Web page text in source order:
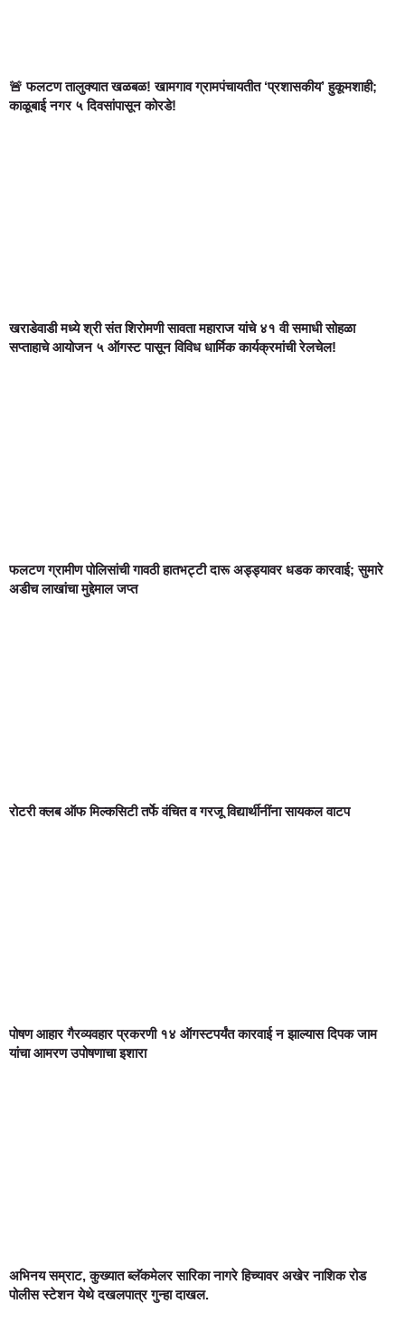
🚨 फलटण तालुक्यात खळबळ! खामगाव ग्रामपंचायतीत ‘प्रशासकीय’ हुकूमशाही;
काळूबाई नगर ५ दिवसांपासून कोरडे!
खराडेवाडी मध्ये श्री संत शिरोमणी सावता महाराज यांचे ४१ वी समाधी सोहळा
सप्ताहाचे आयोजन ५ ऑगस्ट पासून विविध धार्मिक कार्यक्रमांची रेलचेल!
फलटण ग्रामीण पोलिसांची गावठी हातभट्टी दारू अड्ड्यावर धडक कारवाई; सुमारे
अडीच लाखांचा मुद्देमाल जप्त
रोटरी क्लब ऑफ मिल्कसिटी तर्फे वंचित व गरजू विद्यार्थीनींना सायकल वाटप
पोषण आहार गैरव्यवहार प्रकरणी १४ ऑगस्टपर्यंत कारवाई न झाल्यास दिपक जाम
यांचा आमरण उपोषणाचा इशारा
अभिनय सम्राट, कुख्यात ब्लॅकमेलर सारिका नागरे हिच्यावर अखेर नाशिक रोड
पोलीस स्टेशन येथे दखलपात्र गुन्हा दाखल.